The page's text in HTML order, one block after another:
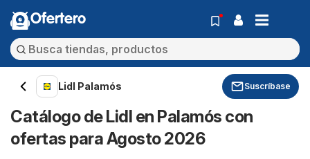
Ofertero
Lidl Palamós Suscríbase
Catálogo de Lidl en Palamós con
ofertas para Agosto 2026